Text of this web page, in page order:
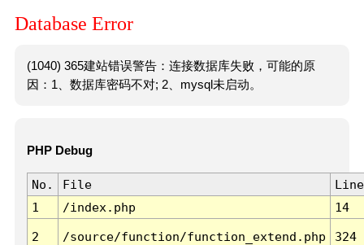
Database Error
(1040) 365建站错误警告：连接数据库失败，可能的原
因：1、数据库密码不对; 2、mysql未启动。
PHP Debug
No. File
Line
1
/index.php 14
2 /source/function/function_extend.php 324